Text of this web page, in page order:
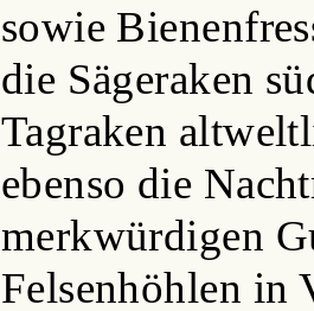
sowie
die Sägeraken
Tagraken
ebenso die
merkwürdigen
Felsenhöhlen in